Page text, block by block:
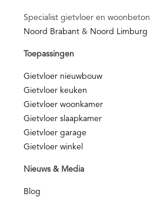
Specialist gietvloer en woonbeton
Noord Brabant & Noord Limburg
Toepassingen
Gietvloer nieuwbouw
Gietvloer keuken
Gietvloer woonkamer
Gietvloer slaapkamer
Gietvloer garage
Gietvloer winkel
Nieuws & Media
Blog